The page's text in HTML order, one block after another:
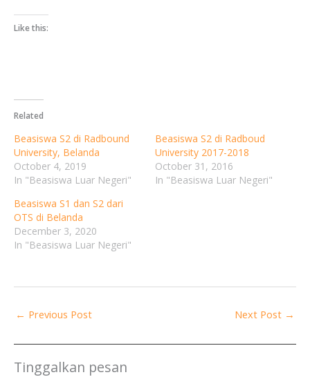
Like this:
Related
Beasiswa S2 di Radbound
University, Belanda
October 4, 2019
In "Beasiswa Luar Negeri"
Beasiswa S2 di Radboud
University 2017-2018
October 31, 2016
In "Beasiswa Luar Negeri"
Beasiswa S1 dan S2 dari
OTS di Belanda
December 3, 2020
In "Beasiswa Luar Negeri"
← Previous Post Next Post →
Tinggalkan pesan
dapat info terkini seputar beasiswa dalam dan
Your Information will never be shared with any third party